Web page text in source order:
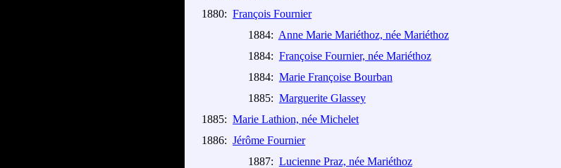
1880: François Fournier
1884: Anne Marie Mariéthoz, née Mariéthoz
1884: Françoise Fournier, née Mariéthoz
1884: Marie Françoise Bourban
1885: Marguerite Glassey
1885: Marie Lathion, née Michelet
1886: Jérôme Fournier
1887: Lucienne Praz, née Mariéthoz